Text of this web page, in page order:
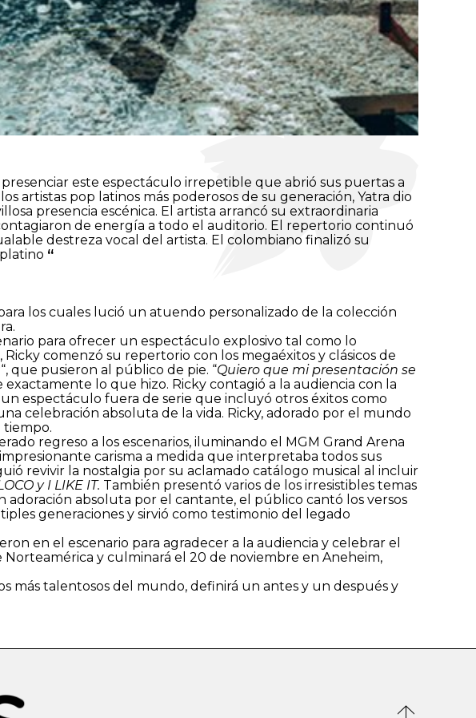
este espectáculo irrepetible que abrió sus puertas a
artistas pop latinos más poderosos de su generación, Yatra dio
presencia escénica. El artista arrancó su extraordinaria
de energía a todo el auditorio. El repertorio continuó
destreza vocal del artista. El colombiano finalizó su
“
los cuales lució un atuendo personalizado de la colección
para ofrecer un espectáculo explosivo tal como lo
comenzó su repertorio con los megaéxitos y clásicos de
“, que pusieron al público de pie. “Quiero que mi presentación se
exactamente lo que hizo. Ricky contagió a la audiencia con la
espectáculo fuera de serie que incluyó otros éxitos como
celebración absoluta de la vida. Ricky, adorado por el mundo
tiempo.
regreso a los escenarios, iluminando el MGM Grand Arena
carisma a medida que interpretaba todos sus
revivir la nostalgia por su aclamado catálogo musical al incluir
y I LIKE IT. También presentó varios de los irresistibles temas
adoración absoluta por el cantante, el público cantó los versos
generaciones y sirvió como testimonio del legado
en el escenario para agradecer a la audiencia y celebrar el
Norteamérica y culminará el 20 de noviembre en Aneheim,
más talentosos del mundo, definirá un antes y un después y